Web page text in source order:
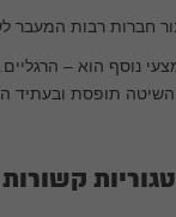
חברות רבות המעבר
נוסף הוא –
השיטה תופסת ובעתיד
קשורות